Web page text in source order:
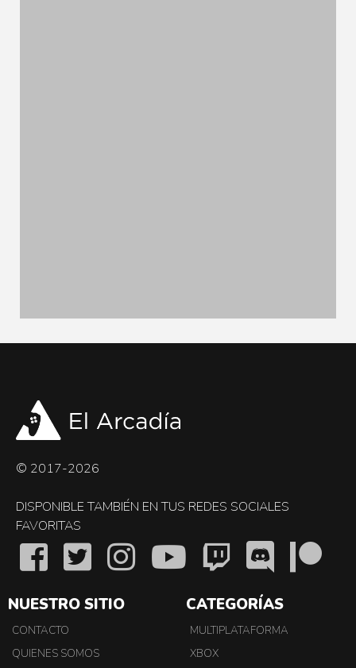
© 2017-2026
DISPONIBLE TAMBIÉN EN TUS REDES SOCIALES
FAVORITAS
NUESTRO SITIO
CONTACTO
QUIENES SOMOS
CATEGORÍAS
MULTIPLATAFORMA
XBOX